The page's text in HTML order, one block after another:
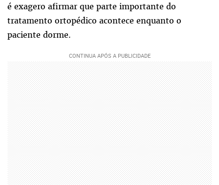
é exagero afirmar que parte importante do
tratamento ortopédico acontece enquanto o
paciente dorme.